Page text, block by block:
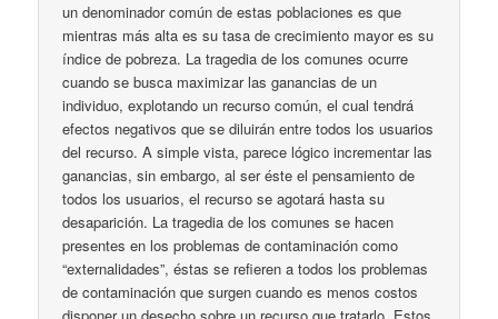
un denominador común de estas poblaciones es que
mientras más alta es su tasa de crecimiento mayor es su
índice de pobreza. La tragedia de los comunes ocurre
cuando se busca maximizar las ganancias de un
individuo, explotando un recurso común, el cual tendrá
efectos negativos que se diluirán entre todos los usuarios
del recurso. A simple vista, parece lógico incrementar las
ganancias, sin embargo, al ser éste el pensamiento de
todos los usuarios, el recurso se agotará hasta su
desaparición. La tragedia de los comunes se hacen
presentes en los problemas de contaminación como
“externalidades”, éstas se refieren a todos los problemas
de contaminación que surgen cuando es menos costos